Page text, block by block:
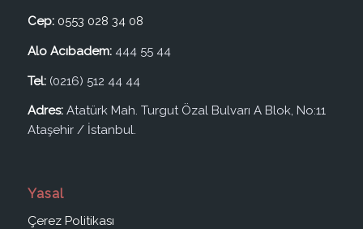
Cep: 0553 028 34 08
Alo Acıbadem:444 55 44
Tel:(0216) 512 44 44
Adres:Atatürk Mah. Turgut Özal Bulvarı A Blok, No:11
Ataşehir / İstanbul.
Yasal
Çerez Politikası